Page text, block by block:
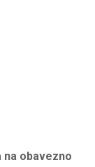
obavezno